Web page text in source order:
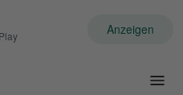
Anzeigen